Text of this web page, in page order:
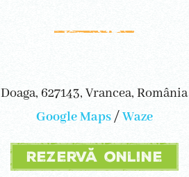
Doaga, 627143, Vrancea, România
Google Maps/Waze
Rezervă online